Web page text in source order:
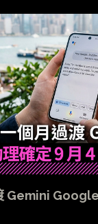
Gemini